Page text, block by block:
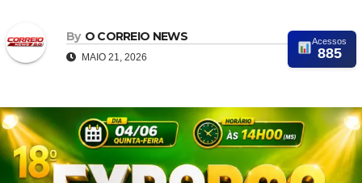
By O CORREIO NEWS
MAIO 21, 2026
Acessos
885